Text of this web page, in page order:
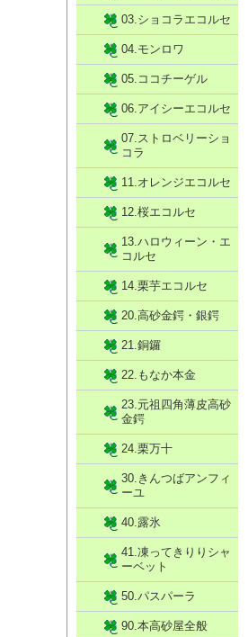
03.ショコラエコルセ
04.モンロワ
05.ココチーゲル
06.アイシーエコルセ
07.ストロベリーショ
コラ
11.オレンジエコルセ
12.桜エコルセ
13.ハロウィーン・エ
コルセ
14.栗芋エコルセ
20.高砂金鍔・銀鍔
21.銅鑼
22.もなか本金
23.元祖四角薄皮高砂
金鍔
24.栗万十
30.きんつばアンフィ
ーユ
40.露氷
41.凍ってきりりシャ
ーベット
50.パスパーラ
90.本高砂屋全般